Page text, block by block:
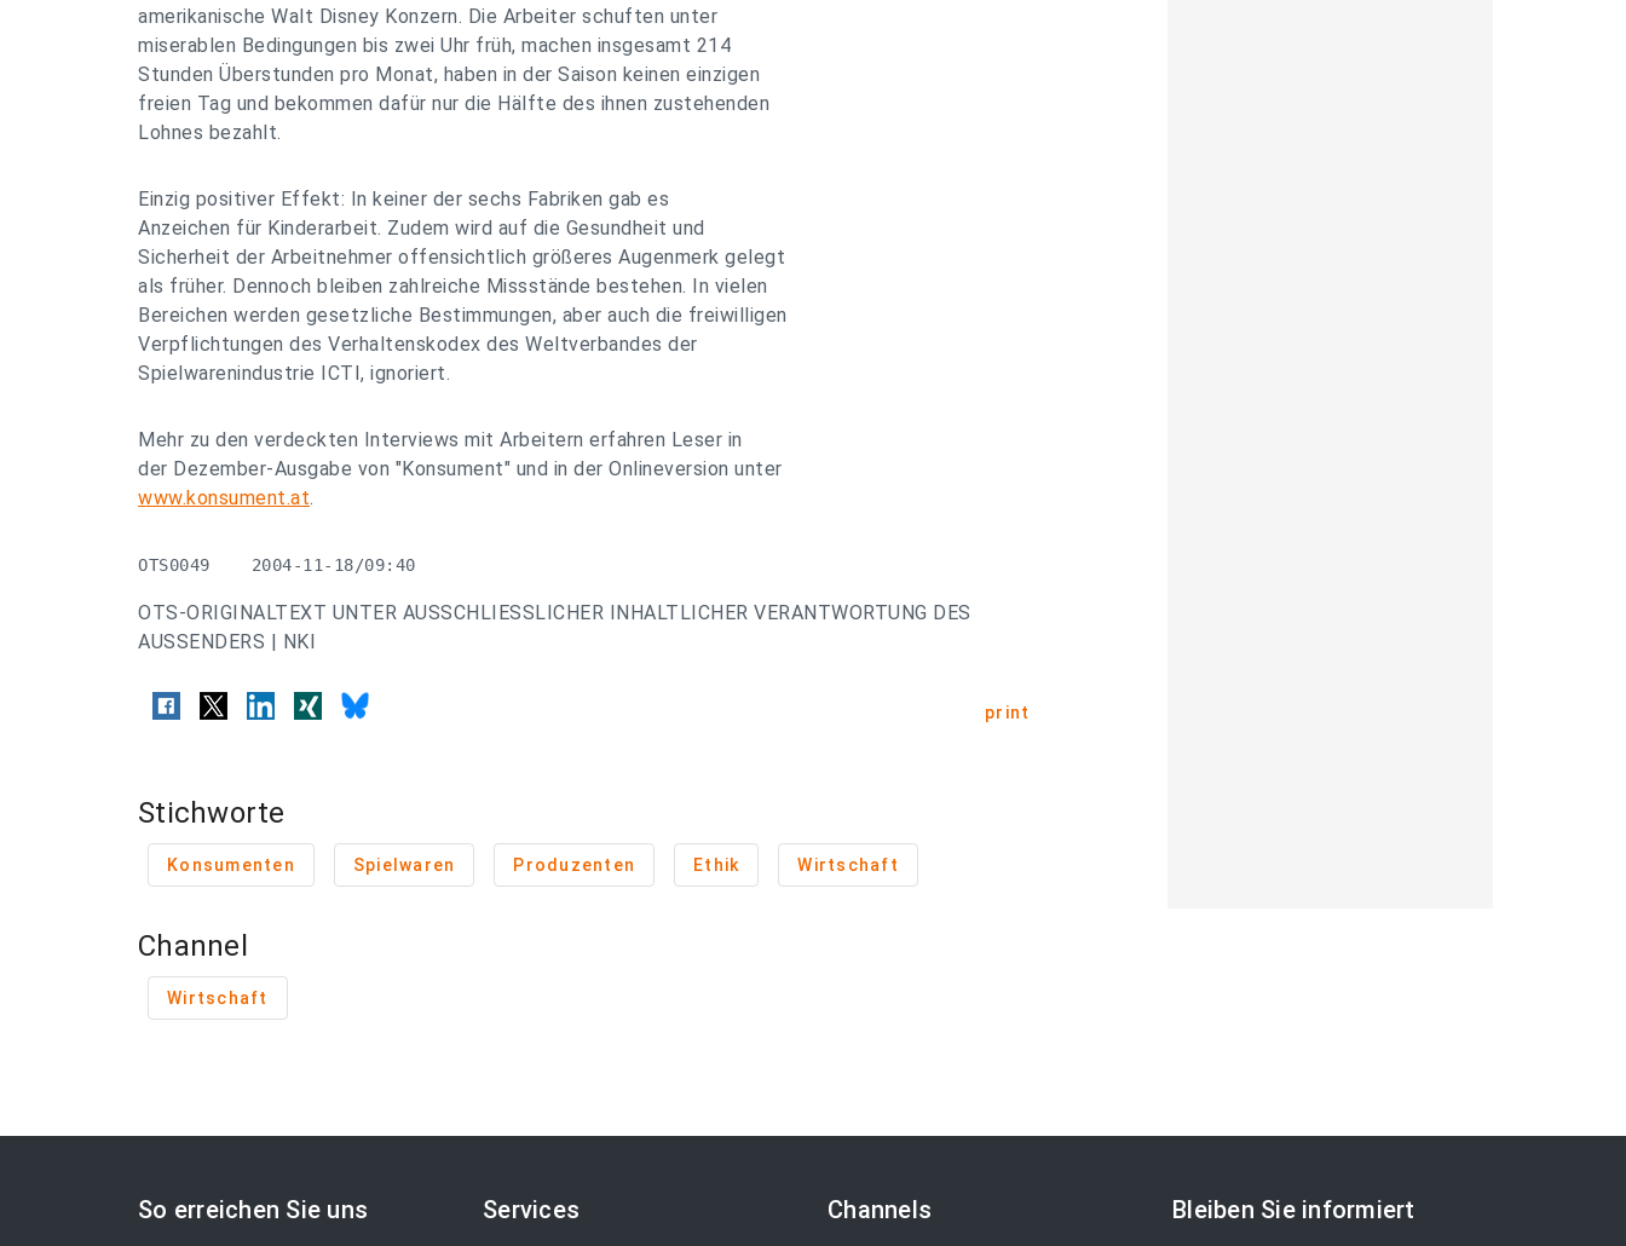
amerikanische Walt Disney Konzern. Die Arbeiter schuften unter
miserablen Bedingungen bis zwei Uhr früh, machen insgesamt 214
Stunden Überstunden pro Monat, haben in der Saison keinen einzigen
freien Tag und bekommen dafür nur die Hälfte des ihnen zustehenden
Lohnes bezahlt.
Einzig positiver Effekt: In keiner der sechs Fabriken gab es
Anzeichen für Kinderarbeit. Zudem wird auf die Gesundheit und
Sicherheit der Arbeitnehmer offensichtlich größeres Augenmerk gelegt
als früher. Dennoch bleiben zahlreiche Missstände bestehen. In vielen
Bereichen werden gesetzliche Bestimmungen, aber auch die freiwilligen
Verpflichtungen des Verhaltenskodex des Weltverbandes der
Spielwarenindustrie ICTI, ignoriert.
Mehr zu den verdeckten Interviews mit Arbeitern erfahren Leser in
der Dezember-Ausgabe von "Konsument" und in der Onlineversion unter
www.konsument.at.
OTS0049    2004-11-18/09:40
OTS-ORIGINALTEXT UNTER AUSSCHLIESSLICHER INHALTLICHER VERANTWORTUNG DES
AUSSENDERS | NKI
print
Stichworte
Konsumenten Spielwaren Produzenten Ethik Wirtschaft
Channel
Wirtschaft
So erreichen Sie uns Services Channels Bleiben Sie informiert